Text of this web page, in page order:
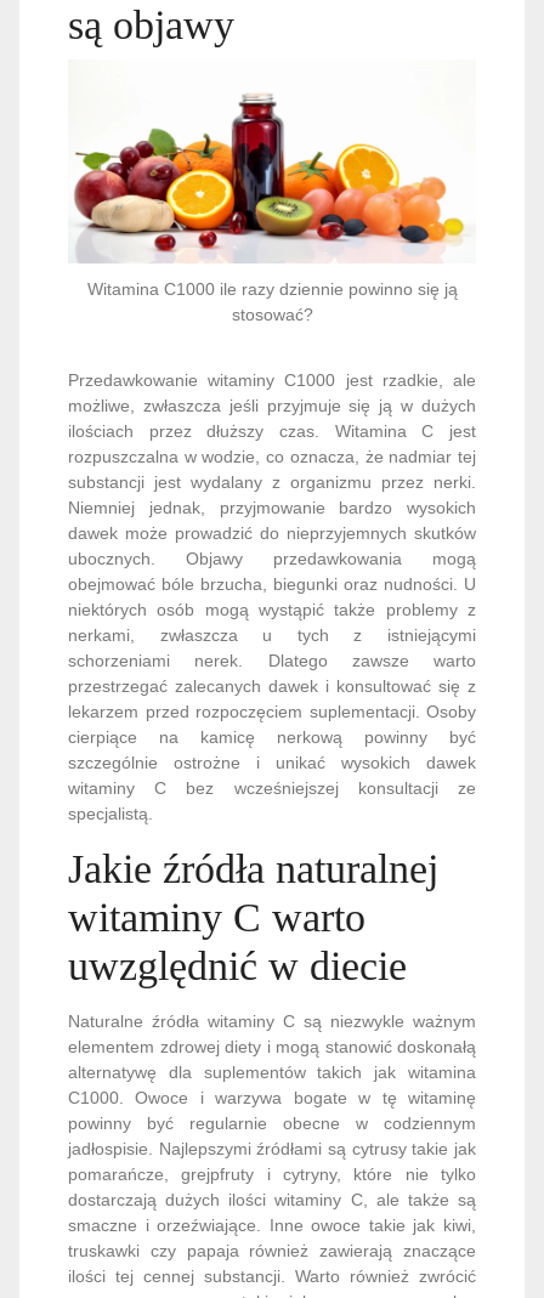
są objawy
Witamina C1000 ile razy dziennie powinno się ją
stosować?
Przedawkowanie witaminy C1000 jest rzadkie, ale
możliwe, zwłaszcza jeśli przyjmuje się ją w dużych
ilościach przez dłuższy czas. Witamina C jest
rozpuszczalna w wodzie, co oznacza, że nadmiar tej
substancji jest wydalany z organizmu przez nerki.
Niemniej jednak, przyjmowanie bardzo wysokich
dawek może prowadzić do nieprzyjemnych skutków
ubocznych. Objawy przedawkowania mogą
obejmować bóle brzucha, biegunki oraz nudności. U
niektórych osób mogą wystąpić także problemy z
nerkami, zwłaszcza u tych z istniejącymi
schorzeniami nerek. Dlatego zawsze warto
przestrzegać zalecanych dawek i konsultować się z
lekarzem przed rozpoczęciem suplementacji. Osoby
cierpiące na kamicę nerkową powinny być
szczególnie ostrożne i unikać wysokich dawek
witaminy C bez wcześniejszej konsultacji ze
specjalistą.
Jakie źródła naturalnej
witaminy C warto
uwzględnić w diecie
Naturalne źródła witaminy C są niezwykle ważnym
elementem zdrowej diety i mogą stanowić doskonałą
alternatywę dla suplementów takich jak witamina
C1000. Owoce i warzywa bogate w tę witaminę
powinny być regularnie obecne w codziennym
jadłospisie. Najlepszymi źródłami są cytrusy takie jak
pomarańcze, grejpfruty i cytryny, które nie tylko
dostarczają dużych ilości witaminy C, ale także są
smaczne i orzeźwiające. Inne owoce takie jak kiwi,
truskawki czy papaja również zawierają znaczące
ilości tej cennej substancji. Warto również zwrócić